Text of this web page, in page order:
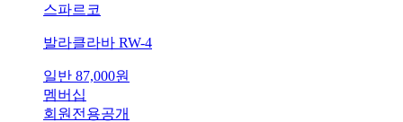
스파르코
발라클라바 RW-4
일반 87,000원
멤버십
회원전용공개